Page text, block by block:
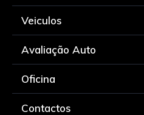
Veiculos
Avaliação Auto
Oficina
Contactos